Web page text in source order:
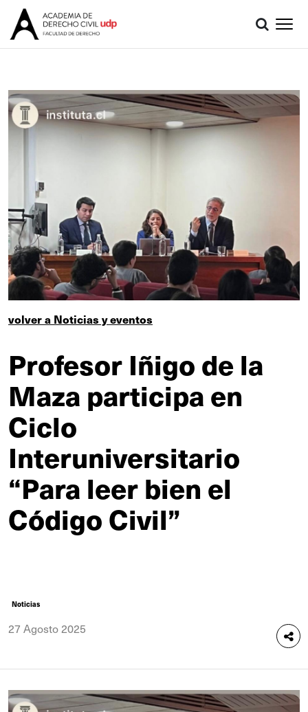
volver a Noticias y eventos
Profesor Iñigo de la
Maza participa en
Ciclo
Interuniversitario
“Para leer bien el
Código Civil”
Noticias
27 Agosto 2025